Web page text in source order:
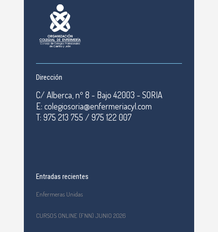
Dirección
C/ Alberca, nº 8 - Bajo 42003 - SORIA
E: colegiosoria@enfermeriacyl.com
T: 975 213 755 / 975 122 007
Entradas recientes
Enfermeras Unidas
CURSOS ONLINE (FNN) JUNIO 2026